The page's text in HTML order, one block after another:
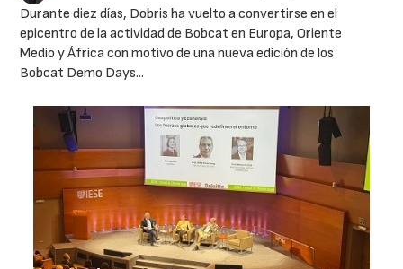
Durante diez días, Dobris ha vuelto a convertirse en el
epicentro de la actividad de Bobcat en Europa, Oriente
Medio y África con motivo de una nueva edición de los
Bobcat Demo Days...